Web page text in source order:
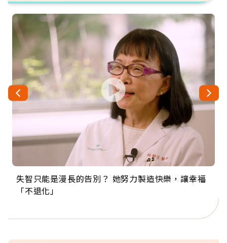
失智只能是漫長的告別？ 她努力製造快樂，讓幸福
「不退化」
來自剛果的巧克力神父 為台灣奉獻36年 「台灣是我
的家，我連作夢都講台語！」
63歲卸矽谷副總、搬回台灣找快樂！「蛋黃哥小
丑」走進安養院，逗樂上萬爺奶：退休後才開始真
104歲打破金氏世界紀錄 成為全球最年長羽球選
手，分享長壽的秘密原來是「這個」
事業巔峰他選擇追夢…黑手阿伯拉小提琴還登上小
巨蛋！連CNN都大讚！